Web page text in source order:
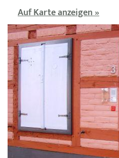
Auf Karte anzeigen »